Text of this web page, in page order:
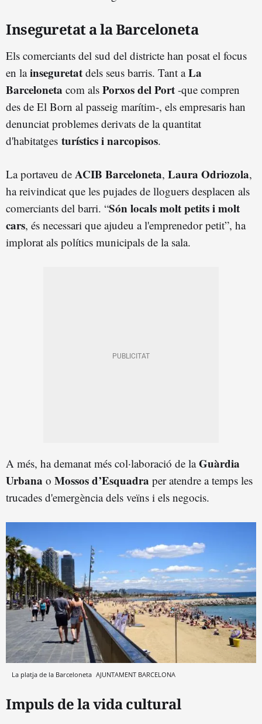
Inseguretat a la Barceloneta
Els comerciants del sud del districte han posat el focus
en lainseguretat dels seus barris. Tant aLa
Barceloneta com als Porxos del Port -que compren
des de El Born al passeig marítim-, els empresaris han
denunciat problemes derivats de la quantitat
d'habitatges turístics i narcopisos.
La portaveu de ACIB Barceloneta, Laura Odriozola,
ha reivindicat que les pujades de lloguers desplacen als
comerciants del barri. “Són locals molt petits i molt
cars, és necessari que ajudeu a l'emprenedor petit”, ha
implorat als polítics municipals de la sala.
A més, ha demanat més col·laboració de laGuàrdia
Urbana o Mossos d’Esquadra per atendre a temps les
trucades d'emergència dels veïns i els negocis.
La platja de la Barceloneta AJUNTAMENT BARCELONA
Impuls de la vida cultural